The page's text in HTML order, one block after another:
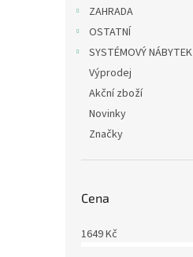
ZAHRADA
OSTATNÍ
SYSTÉMOVÝ NÁBYTEK
Výprodej
Akční zboží
Novinky
Značky
Cena
1649Kč